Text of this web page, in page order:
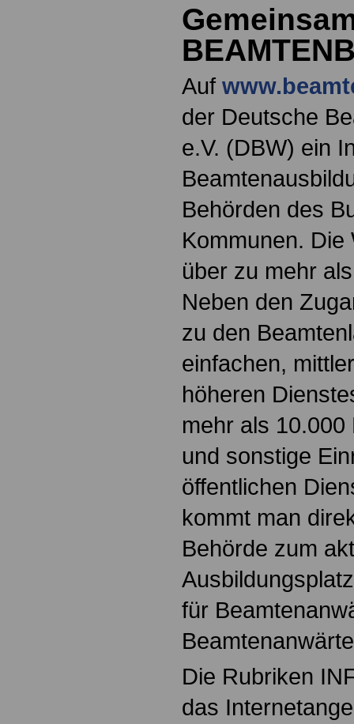
Auf
der Deutsche
e.V. (DBW) ein
Behörden des
Kommunen. Die
über zu mehr
Neben den
zu den
einfachen,
höheren
mehr als
und sonstige
öffentlichen
kommt man
Behörde zum
für
Die Rubriken
das